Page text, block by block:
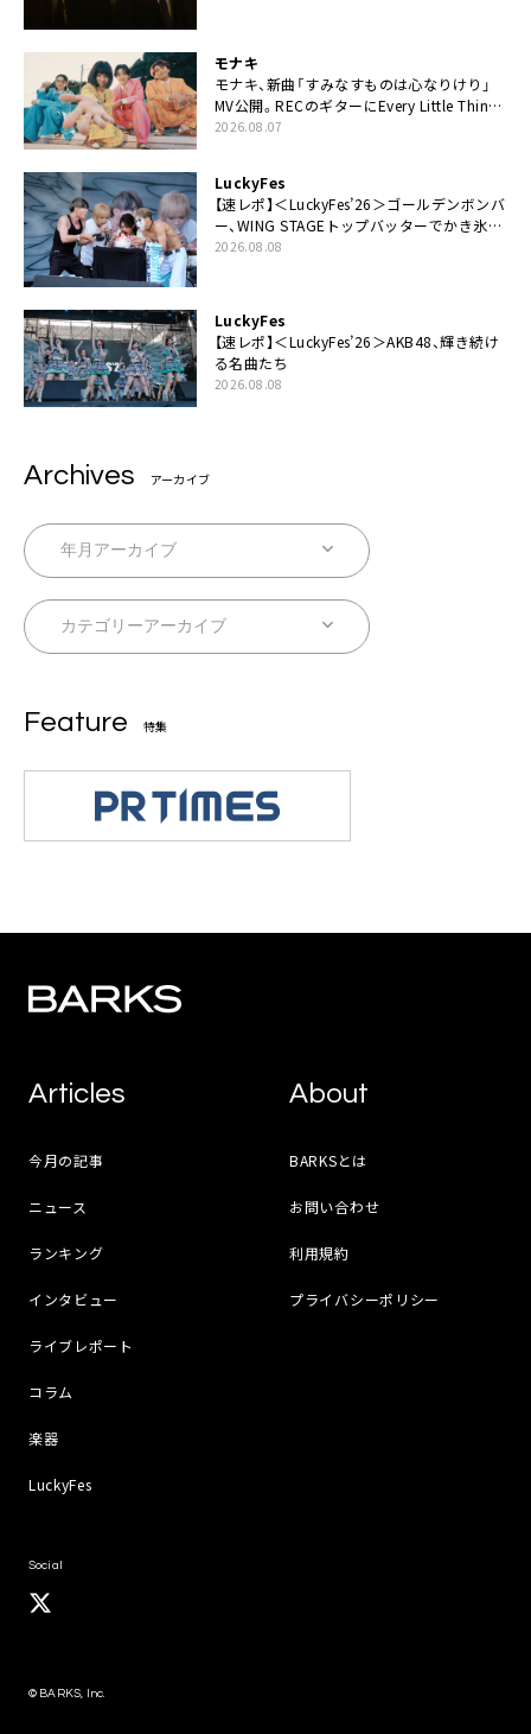
モナキ
モナキ、新曲「すみなすものは心なりけり」
MV公開。RECのギターにEvery Little Thing・
伊藤一朗参加も
2026.08.07
LuckyFes
【速レポ】＜LuckyFes’26＞ゴールデンボンバ
ー、WING STAGEトップバッターでかき氷爆
食いや瓦割り「みなさん完璧です！」
2026.08.08
LuckyFes
【速レポ】＜LuckyFes’26＞AKB48、輝き続け
る名曲たち
2026.08.08
Archives アーカイブ
Feature 特集
Articles
今月の記事
ニュース
ランキング
インタビュー
ライブレポート
コラム
楽器
LuckyFes
About
BARKSとは
お問い合わせ
利用規約
プライバシーポリシー
Social
© BARKS, Inc.